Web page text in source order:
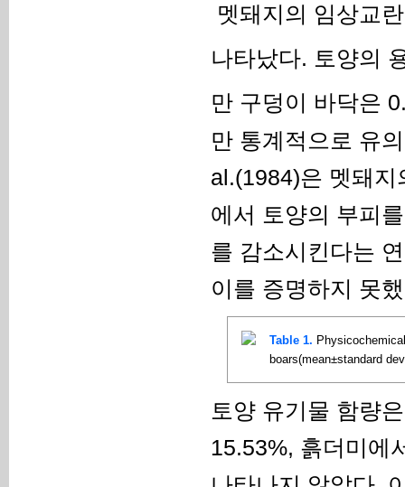
멧돼지의 임상교
나타났다. 토양의
만 구덩이 바닥은
만 통계적으로 유
al.(1984)은 멧돼
에서 토양의 부피
를 감소시킨다는
이를 증명하지 못
Table 1.
boars(mean±standard
토양 유기물 함량
15.53%, 흙더미에